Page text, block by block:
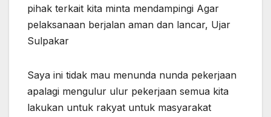
pihak terkait kita minta mendampingi Agar
pelaksanaan berjalan aman dan lancar, Ujar
Sulpakar
Saya ini tidak mau menunda nunda pekerjaan
apalagi mengulur ulur pekerjaan semua kita
lakukan untuk rakyat untuk masyarakat